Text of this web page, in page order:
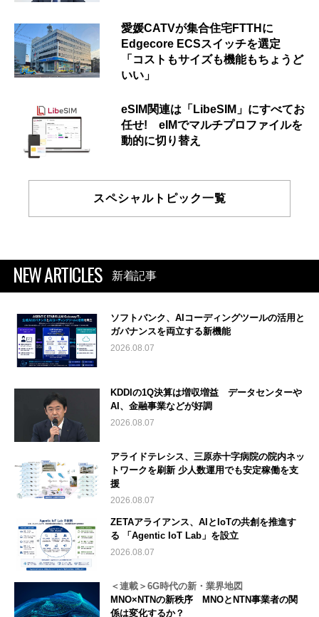
愛媛CATVが集合住宅FTTHに
Edgecore ECSスイッチを選定
「コストもサイズも機能もちょうど
いい」
eSIM関連は「LibeSIM」にすべてお
任せ! eIMでマルチプロファイルを
動的に切り替え
スペシャルトピック一覧
NEW ARTICLES 新着記事
ソフトバンク、AIコーディングツールの活用と
ガバナンスを両立する新機能
2026.08.07
KDDIの1Q決算は増収増益 データセンターや
AI、金融事業などが好調
2026.08.07
アライドテレシス、三原赤十字病院の院内ネッ
トワークを刷新 少人数運用でも安定稼働を支
援
2026.08.07
ZETAアライアンス、AIとIoTの共創を推進す
る 「Agentic IoT Lab」を設立
2026.08.07
＜連載＞6G時代の新・業界地図
MNO×NTNの新秩序 MNOとNTN事業者の関
係は変化するか？